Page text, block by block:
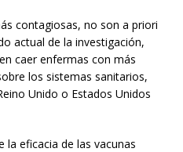
contagiosas, no son a priori
actual de la investigación,
caer enfermas con más
los sistemas sanitarios,
Unido o Estados Unidos
la eficacia de las vacunas